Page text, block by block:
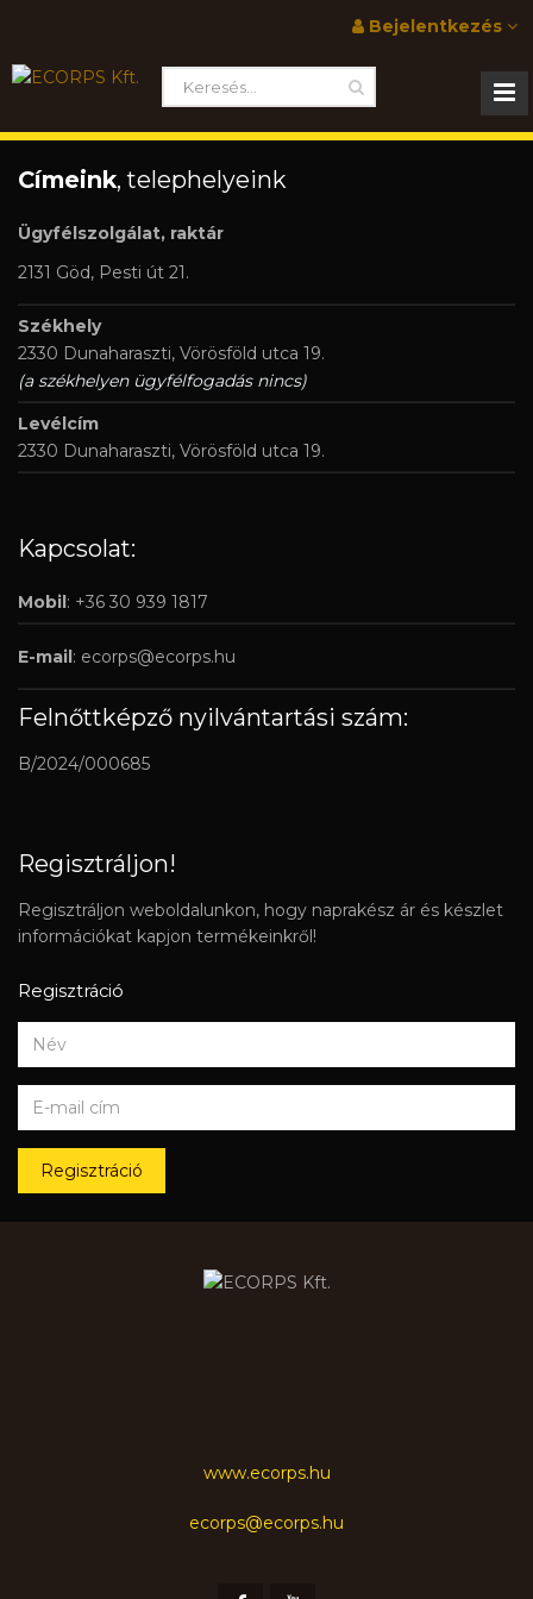
Bejelentkezés
Címeink, telephelyeink
Ügyfélszolgálat, raktár
2131 Göd, Pesti út 21.
Székhely
2330 Dunaharaszti, Vörösföld utca 19.
(a székhelyen ügyfélfogadás nincs)
Levélcím
2330 Dunaharaszti, Vörösföld utca 19.
Kapcsolat:
Mobil: +36 30 939 1817
E-mail: ecorps@ecorps.hu
Felnőttképző nyilvántartási szám:
B/2024/000685
Regisztráljon!
Regisztráljon weboldalunkon, hogy naprakész ár és készlet
információkat kapjon termékeinkről!
Regisztráció
Regisztráció
www.ecorps.hu
ecorps@ecorps.hu